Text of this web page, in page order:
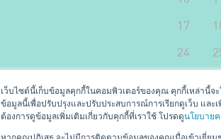
เว็บไซต์นี้เก็บข้อมูลคุกกี้ในคอมพิวเตอร์ของคุณ คุกกี้เหล่านี้
ข้อมูลนี้เพื่อปรับปรุงและปรับประสบการณ์การเรียกดูเว็บ แล
ต้องการดูข้อมูลเพิ่มเติมเกี่ยวกับคุกกี้ที่เราใช้ โปรดดูนโยบาย
หากคุณปฏิเสธ จะไม่มีการติดตามข้อมูลของคุณเมื่อเข้าเยี่ยม
17
24
31